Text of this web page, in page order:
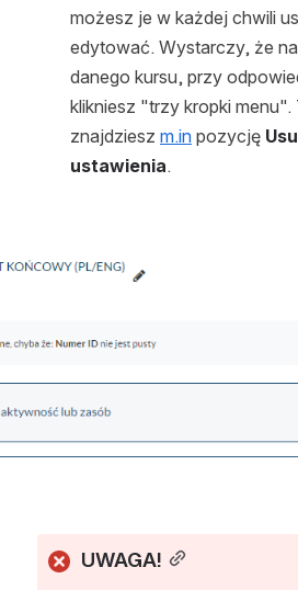
możesz je w każdej chwili
edytować. Wystarczy, że
danego kursu, przy
klikniesz "trzy kropki menu".
znajdziesz m.in pozycję
ustawienia.
UWAGA!